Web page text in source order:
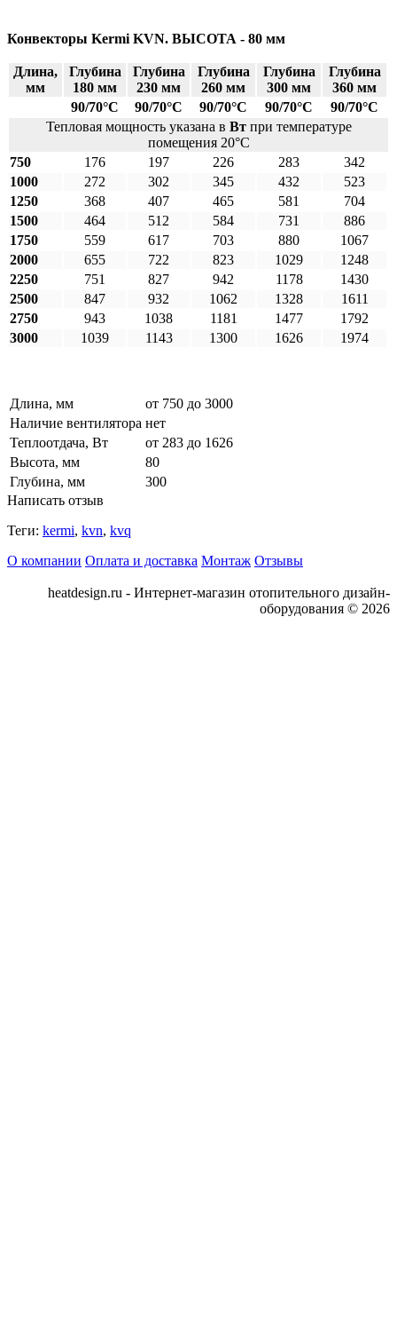
Конвекторы Kermi KVN. ВЫСОТА - 80 мм
Длина,
мм
Глубина
180 мм
Глубина
230 мм
Глубина
260 мм
Глубина
300 мм
Глубина
360 мм
90/70°С
90/70°С 90/70°С 90/70°С
90/70°С
Тепловая мощность указана в Втпри температуре
помещения 20°С
750
176 197 226 283
342
1000
272 302 345 432
523
1250
368 407 465 581
704
1500
464 512 584 731
886
1750
559 617 703 880
1067
2000
655 722 823 1029
1248
2250
751 827 942 1178
1430
2500
847 932 1062 1328
1611
2750
943 1038 1181 1477
1792
3000
1039 1143 1300 1626 1974
Длина, мм
от 750 до 3000
Наличие вентилятора нет
Теплоотдача, Вт
от 283 до 1626
Высота, мм
80
Глубина, мм
300
Написать отзыв
Теги: kermi, kvn, kvq
О компании Оплата и доставка Монтаж Отзывы
heatdesign.ru - Интернет-магазин отопительного дизайн-
оборудования © 2026